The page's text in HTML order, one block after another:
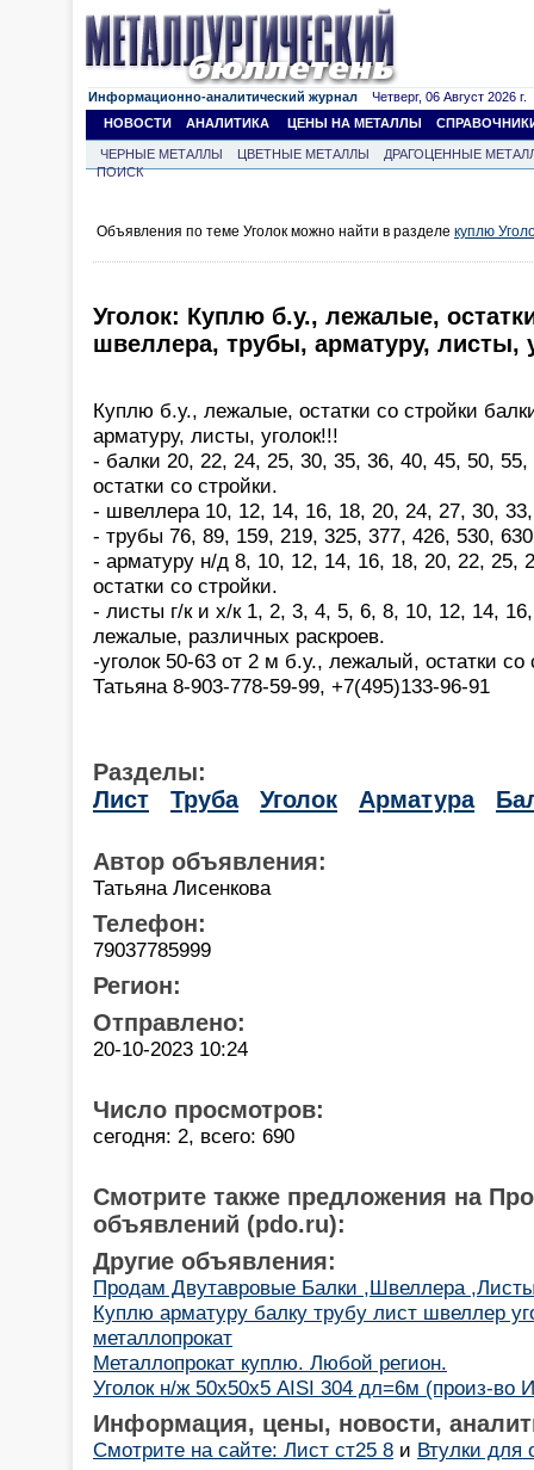
Информационно-аналитический журнал Четверг, 06 Август 2026 г.
НОВОСТИ
АНАЛИТИКА ЦЕНЫ НА МЕТАЛЛЫ
ЧЕРНЫЕ МЕТАЛЛЫ ЦВЕТНЫЕ МЕТАЛЛЫ
ДРАГОЦЕННЫЕ
ПОИСК
Объявления по теме Уголок можно найти в разделе куплю
Уголок: Куплю б.у., лежалые,
швеллера, трубы, арматуру, листы,
Куплю б.у., лежалые, остатки со стройки
арматуру, листы, уголок!!!
- балки 20, 22, 24, 25, 30, 35, 36, 40, 45, 50,
остатки со стройки.
- швеллера 10, 12, 14, 16, 18, 20, 24, 27, 30,
- трубы 76, 89, 159, 219, 325, 377, 426, 530,
- арматуру н/д 8, 10, 12, 14, 16, 18, 20, 22, 25,
остатки со стройки.
- листы г/к и х/к 1, 2, 3, 4, 5, 6, 8, 10, 12, 14,
лежалые, различных раскроев.
-уголок 50-63 от 2 м б.у., лежалый, остатки со
Татьяна 8-903-778-59-99, +7(495)133-96-91
Разделы:
Лист
Труба Уголок Арматура
Автор объявления:
Татьяна Лисенкова
Телефон:
79037785999
Регион:
Отправлено:
20-10-2023 10:24
Число просмотров:
сегодня: 2, всего: 690
Смотрите также предложения на
объявлений (pdo.ru):
Другие объявления:
Продам Двутавровые Балки ,Швеллера
Куплю арматуру балку трубу лист швеллер
металлопрокат
Металлопрокат куплю. Любой регион.
Уголок н/ж 50х50х5 AISI 304 дл=6м (произ-во
Информация, цены, новости,
Смотрите на сайте: Лист ст25 8 и Втулки для